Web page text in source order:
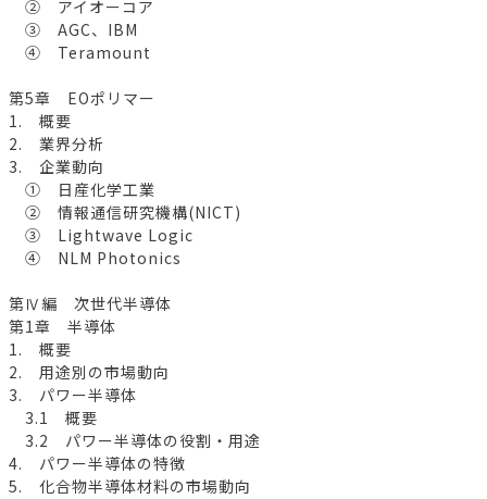
② アイオーコア
③ AGC、IBM
④ Teramount
第5章 EOポリマー
1. 概要
2. 業界分析
3. 企業動向
① 日産化学工業
② 情報通信研究機構(NICT)
③ Lightwave Logic
④ NLM Photonics
第Ⅳ編 次世代半導体
第1章 半導体
1. 概要
2. 用途別の市場動向
3. パワー半導体
3.1 概要
3.2 パワー半導体の役割・用途
4. パワー半導体の特徴
5. 化合物半導体材料の市場動向